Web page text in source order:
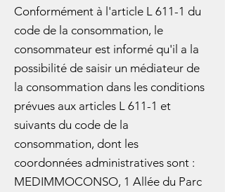
Conformément à l'article L 611-1 du
code de la consommation, le
consommateur est informé qu'il a la
possibilité de saisir un médiateur de
la consommation dans les conditions
prévues aux articles L 611-1 et
suivants du code de la
consommation, dont les
coordonnées administratives sont :
MEDIMMOCONSO, 1 Allée du Parc